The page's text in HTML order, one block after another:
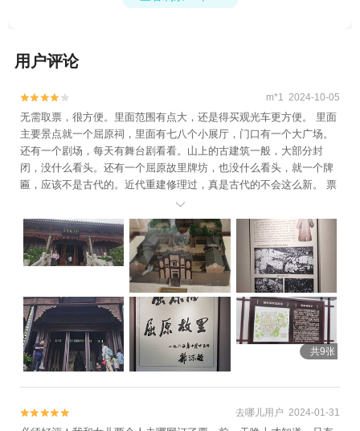
家+宜昌三峡情人泉+葛洲坝三江大桥+三峡
千古情景区1日游
+截流纪念园+宜昌本地玩乐+交运长江夜游
坝船闸+宜昌欢乐世界+西陵峡游船+宜昌博
物馆+葛洲坝+三峡垂直升船机+船进三峡人
家+宜昌三峡情人泉+三峡千古情景区1日游
用户评论

 m*1 2024-10-05
无需取票，很方便。里面范围有点大，还是得买观光车更方便。 里面
主要景点就一个屈原祠，里面有七八个小展厅，门口有一个大广场。
还有一个剧场，每天有舞台剧看看。山上的古建筑一般，大部分封
闭，没什么看头。还有一个屈原故里牌坊，也没什么看头，就一个牌
匾，应该不是古代的。近代重建修理过，真是古代的不会这么新。 票

共9张

 去哪儿用户 2024-01-31